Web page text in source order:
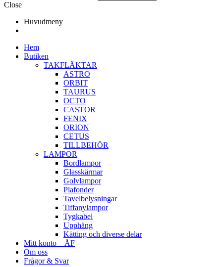
Close
Huvudmeny
Hem
Butiken
TAKFLÄKTAR
ASTRO
ORBIT
TAURUS
OCTO
CASTOR
FENIX
ORION
CETUS
TILLBEHÖR
LAMPOR
Bordlampor
Glasskärmar
Golvlampor
Plafonder
Tavelbelysningar
Tiffanylampor
Tygkabel
Upphäng
Kätting och diverse delar
Mitt konto – ÅF
Om oss
Frågor & Svar